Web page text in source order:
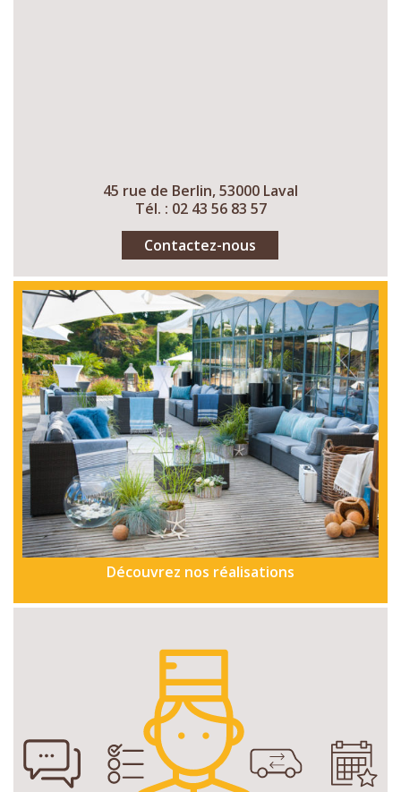
45 rue de Berlin, 53000 Laval
Tél. : 02 43 56 83 57
Contactez-nous
Découvrez nos réalisations